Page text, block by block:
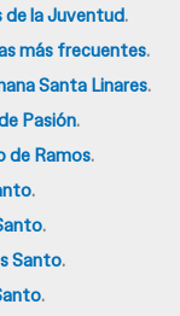
de la Juventud.
más frecuentes.
Santa Linares.
Pasión.
de Ramos.
.
.
Santo.
.